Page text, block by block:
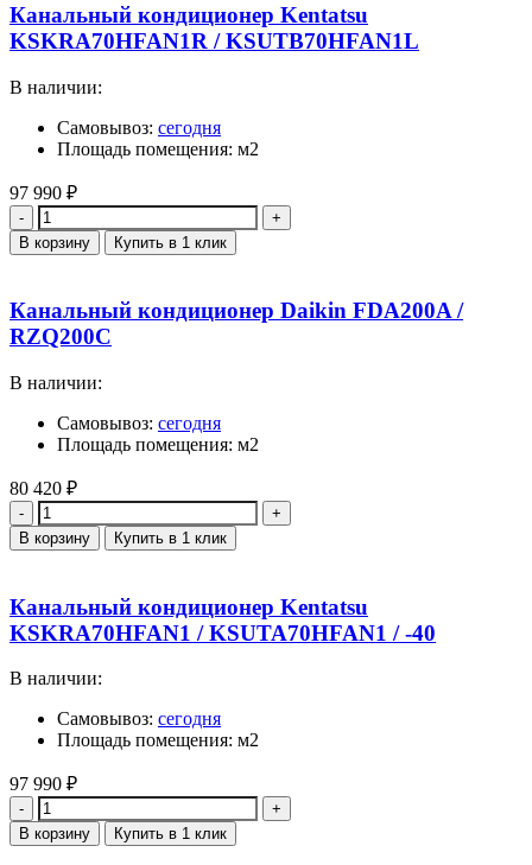
Канальный кондиционер Kentatsu
KSKRA70HFAN1R / KSUTB70HFAN1L
В наличии:
Самовывоз: сегодня
Площадь помещения: м2
97 990 ₽
Количество
В корзину Купить в 1 клик
Канальный кондиционер Daikin FDA200A /
RZQ200C
В наличии:
Самовывоз: сегодня
Площадь помещения: м2
80 420 ₽
Количество
В корзину Купить в 1 клик
Канальный кондиционер Kentatsu
KSKRA70HFAN1 / KSUTA70HFAN1 / -40
В наличии:
Самовывоз: сегодня
Площадь помещения: м2
97 990 ₽
Количество
В корзину Купить в 1 клик